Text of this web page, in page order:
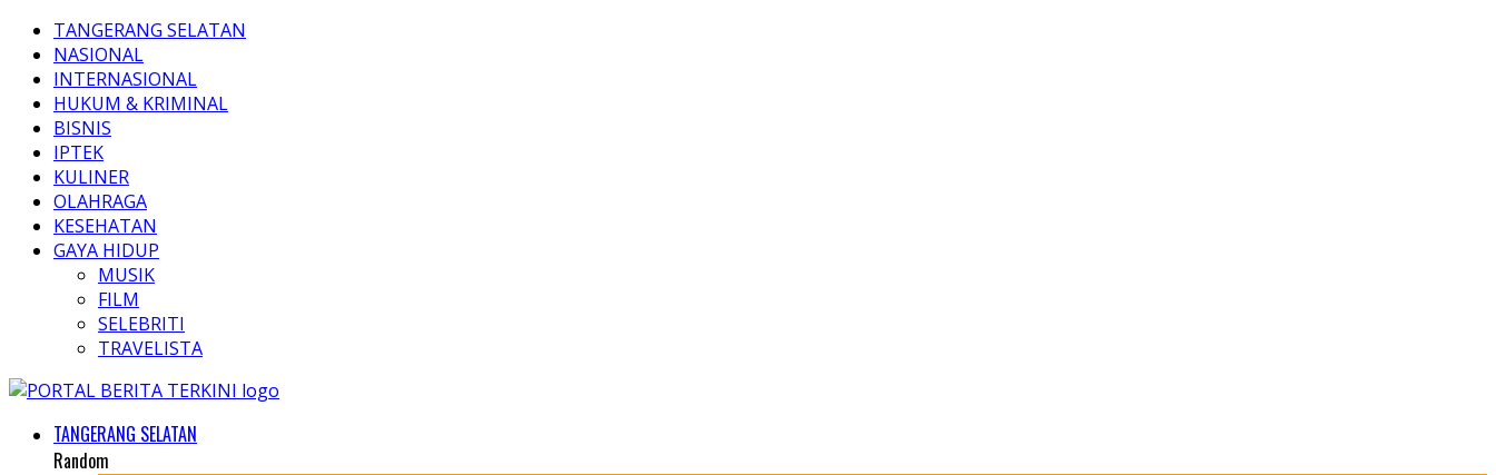
TANGERANG SELATAN
NASIONAL
INTERNASIONAL
HUKUM & KRIMINAL
BISNIS
IPTEK
KULINER
OLAHRAGA
KESEHATAN
GAYA HIDUP
MUSIK
FILM
SELEBRITI
TRAVELISTA
TANGERANG SELATAN
Random